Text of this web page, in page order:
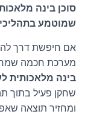
שמוטמע
אם חיפשת דרך
מערכת חכמה
בינה מלאכותית
שחקן פעיל בתוך
ומחזיר תוצאה